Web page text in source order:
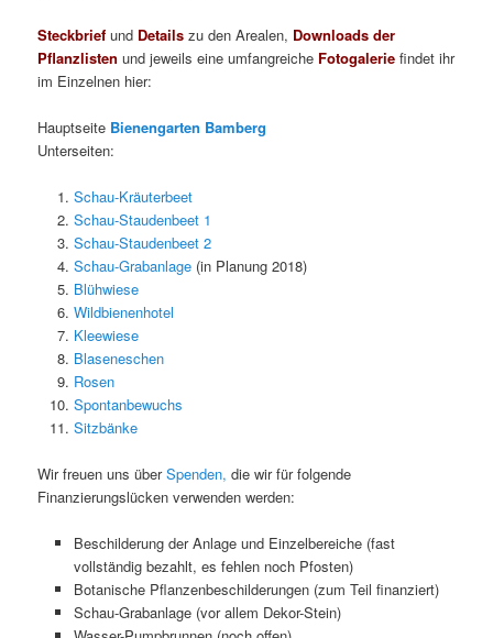
Steckbrief und Details zu den Arealen, Downloads der
Pflanzlisten und jeweils eine umfangreiche Fotogalerie findet ihr
im Einzelnen hier:
Hauptseite Bienengarten Bamberg
Unterseiten:
Schau-Kräuterbeet
Schau-Staudenbeet 1
Schau-Staudenbeet 2
Schau-Grabanlage(in Planung 2018)
Blühwiese
Wildbienenhotel
Kleewiese
Blaseneschen
Rosen
Spontanbewuchs
Sitzbänke
Wir freuen uns überSpenden, die wir für folgende
Finanzierungslücken verwenden werden:
Beschilderung der Anlage und Einzelbereiche (fast
vollständig bezahlt, es fehlen noch Pfosten)
Botanische Pflanzenbeschilderungen (zum Teil finanziert)
Schau-Grabanlage (vor allem Dekor-Stein)